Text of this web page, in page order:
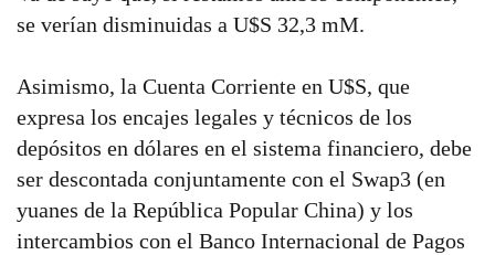
se verían disminuidas a U$S 32,3 mM.
Asimismo, la Cuenta Corriente en U$S, que
expresa los encajes legales y técnicos de los
depósitos en dólares en el sistema financiero, debe
ser descontada conjuntamente con el Swap3 (en
yuanes de la República Popular China) y los
intercambios con el Banco Internacional de Pagos